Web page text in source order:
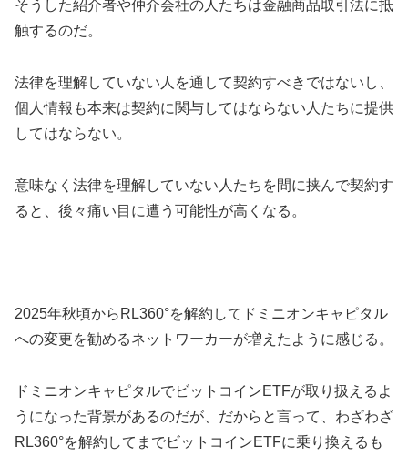
そうした紹介者や仲介会社の人たちは金融商品取引法に抵
触するのだ。
法律を理解していない人を通して契約すべきではないし、
個人情報も本来は契約に関与してはならない人たちに提供
してはならない。
意味なく法律を理解していない人たちを間に挟んで契約す
ると、後々痛い目に遭う可能性が高くなる。
2025年秋頃からRL360°を解約してドミニオンキャピタル
への変更を勧めるネットワーカーが増えたように感じる。
ドミニオンキャピタルでビットコインETFが取り扱えるよ
うになった背景があるのだが、だからと言って、わざわざ
RL360°を解約してまでビットコインETFに乗り換えるも